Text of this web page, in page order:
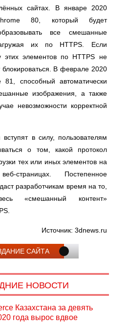
сайтах. В январе 2020
80, который будет
все смешанные
их по HTTPS. Если
этих элементов по HTTPS не
блокироваться. В феврале 2020
81, способный автоматически
изображения, а также
невозможности корректной
в силу, пользователям
о том, какой протокол
тех или иных элементов на
страницах. Постепенное
разработчикам время на то,
«смешанный контент»
Источник: 3dnews.ru
САЙТА
НОВОСТИ
Казахстана за девять
года вырос вдвое